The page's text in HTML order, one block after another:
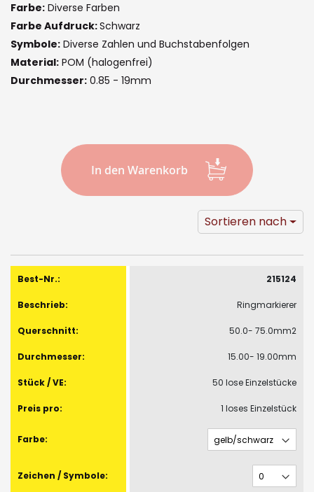
the
images
gallery
Farbe: Diverse Farben
Farbe Aufdruck:Schwarz
Symbole: Diverse Zahlen und Buchstabenfolgen
Material: POM (halogenfrei)
Durchmesser: 0.85 - 19mm
In den Warenkorb
Sortieren nach
Gruppiert
Produkte
Artikel
215124
Ringmarkierer
50.0- 75.0mm2
15.00- 19.00mm
50 lose Einzelstücke
1 loses Einzelstück